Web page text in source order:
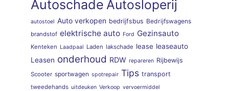
Autoschade Autosloperij
autostoel Auto verkopen bedrijfsbus Bedrijfswagens
brandstof elektrische auto Ford Gezinsauto
Kenteken Laadpaal Laden lakschade lease leaseauto
Leasen onderhoud RDW repareren Rijbewijs
Scooter sportwagen spotrepair Tips transport
tweedehands uitdeuken Verkoop vervoermiddel